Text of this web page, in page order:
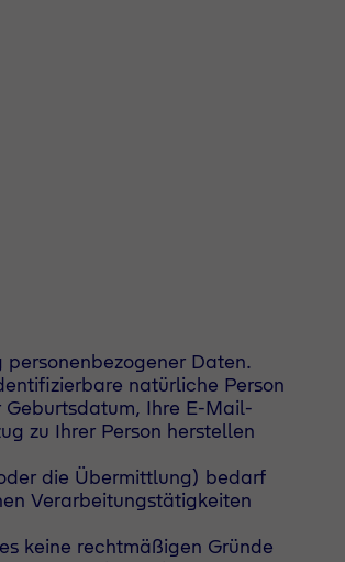
Daten.
natürliche Person
Geburtsdatum, Ihre E-Mail-
zu Ihrer Person herstellen
die Übermittlung) bedarf
Verarbeitungstätigkeiten
keine rechtmäßigen Gründe